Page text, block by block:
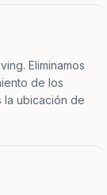
Eliminamos
de los
la ubicación de